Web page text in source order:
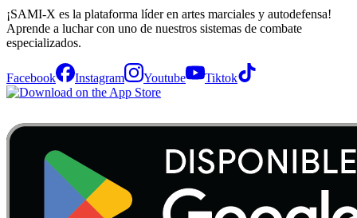
¡SAMI-X es la plataforma líder en artes marciales y autodefensa!
Aprende a luchar con uno de nuestros sistemas de combate
especializados.
Facebook Instagram Youtube Tiktok